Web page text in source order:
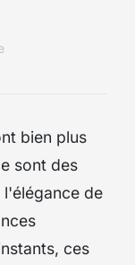
bien plus
sont des
de
ces